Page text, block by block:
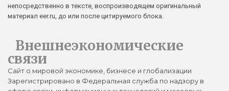
непосредственно в тексте, воспроизводящем оригинальный
материал eer.ru, до или после цитируемого блока.
Внешнеэкономические
связи
Сайт о мировой экономике, бизнесе и глобализации
Зарегистрировано в Федеральная служба по надзору в